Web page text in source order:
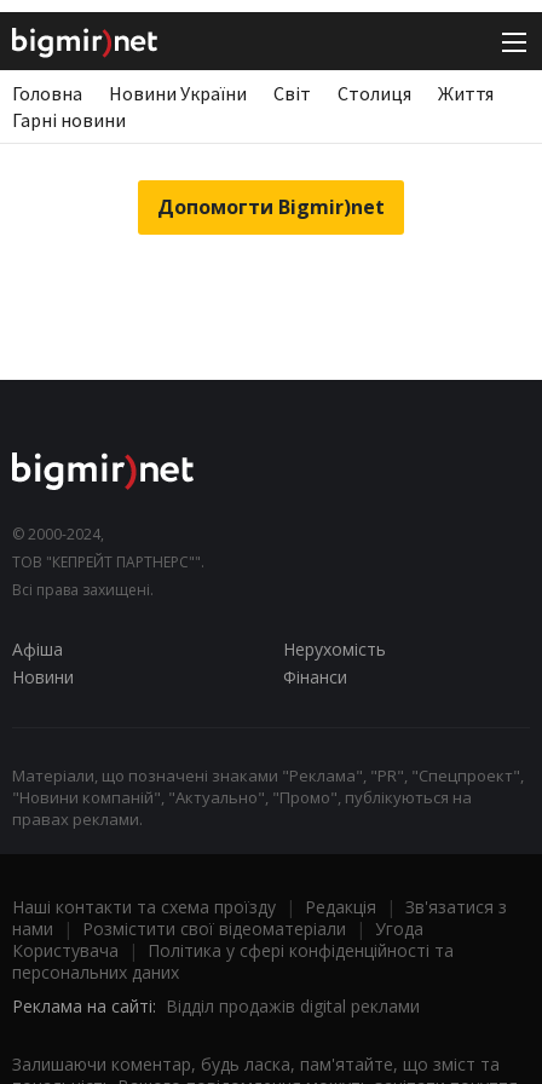
Головна Новини України Світ Столиця
Життя
Гарні новини
Допомогти Bigmir)net
© 2000-2024,
ТОВ "КЕПРЕЙТ ПАРТНЕРС"".
Всі права захищені.
Афіша
Нерухомість
Новини
Фінанси
Матеріали, що позначені знаками "Реклама", "PR", "Спецпроект",
"Новини компаній", "Актуально", "Промо", публікуються на
правах реклами.
Наші контакти та схема проїзду | Редакція | Зв'язатися з
нами | Розмістити свої відеоматеріали | Угода
Користувача |
Політика у сфері конфіденційності та
персональних даних
Реклама на сайті: Відділ продажів digital реклами
Залишаючи коментар, будь ласка, пам'ятайте, що зміст та